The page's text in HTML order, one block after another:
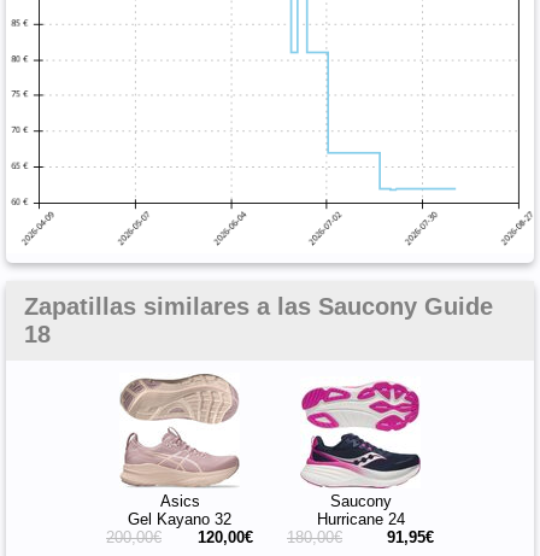
Zapatillas similares a las Saucony Guide
18
Asics
Gel Kayano 32
200,00€
120,00€
Saucony
Hurricane 24
180,00€
91,95€